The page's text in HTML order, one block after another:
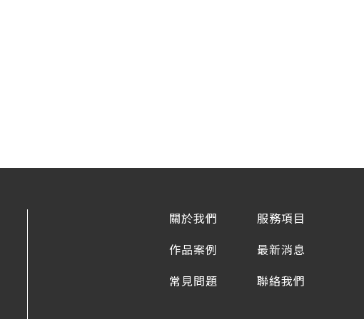
關於我們
服務項目
作品案例
最新消息
常見問題
聯絡我們